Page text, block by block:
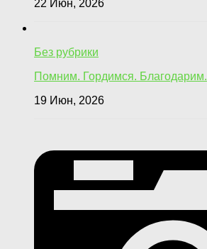
22 Июн, 2026
Без рубрики
Помним. Гордимся. Благодарим.
19 Июн, 2026